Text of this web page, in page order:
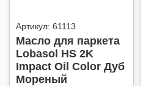
Артикул: 61113
Масло для паркета
Lobasol HS 2K
Impact Oil Color Дуб
Мореный